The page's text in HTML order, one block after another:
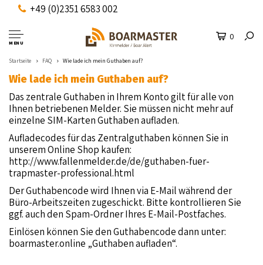
+49 (0)2351 6583 002
MENU
0
Startseite FAQ Wie lade ich mein Guthaben auf?
Wie lade ich mein Guthaben auf?
Das zentrale Guthaben in Ihrem Konto gilt für alle von
Ihnen betriebenen Melder. Sie müssen nicht mehr auf
einzelne SIM-Karten Guthaben aufladen.
Aufladecodes für das Zentralguthaben können Sie in
unserem Online Shop kaufen:
http://www.fallenmelder.de/de/guthaben-fuer-
trapmaster-professional.html
Der Guthabencode wird Ihnen via E-Mail während der
Büro-Arbeitszeiten zugeschickt. Bitte kontrollieren Sie
ggf. auch den Spam-Ordner Ihres E-Mail-Postfaches.
Einlösen können Sie den Guthabencode dann unter:
boarmaster.online „Guthaben aufladen“.